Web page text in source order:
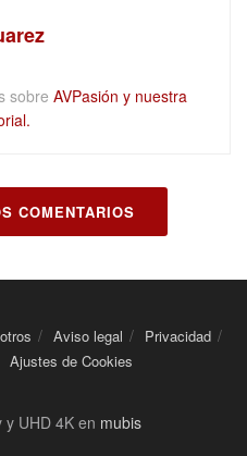
sobre AVPasión y nuestra
COMENTARIOS
Aviso legal
Privacidad
Ajustes de Cookies
UHD 4K en mubis